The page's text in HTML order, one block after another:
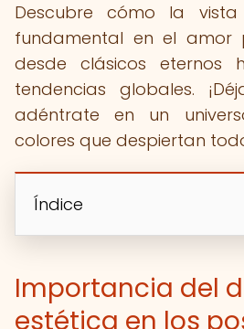
Descubre cómo la
fundamental en el amor
desde clásicos eternos
tendencias globales.
adéntrate en un
colores que despiertan
Índice
Importancia del
estética en los